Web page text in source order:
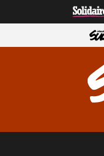
directement
contenu